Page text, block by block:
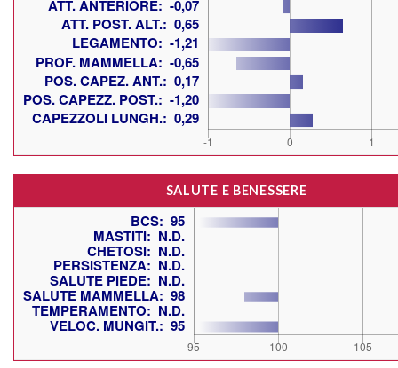
SALUTE E BENESSERE